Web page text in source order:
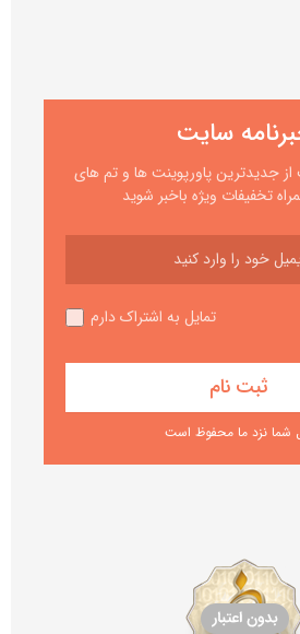
سایت
جدیدترین پاورپوینت ها و تم های
تخفیفات ویژه باخبر شوید
تمایل به اشتراک دارم
شما نزد ما محفوظ است